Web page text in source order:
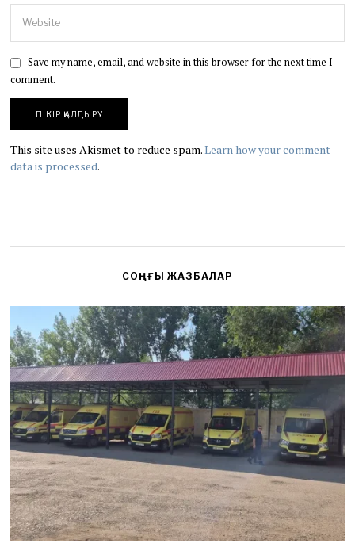
Save my name, email, and website in this browser for the next time I
comment.
This site uses Akismet to reduce spam.Learn how your comment
data is processed.
СОҢҒЫ ЖАЗБАЛАР